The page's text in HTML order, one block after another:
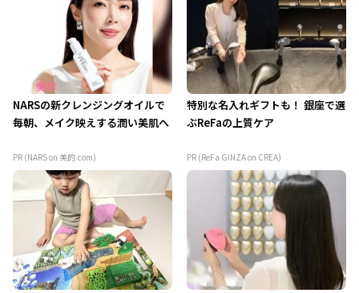
NARSの新クレンジングオイルで
毎朝、メイク映えする潤い美肌へ
PR (NARS on 美的.com)
特別な名入れギフトも！ 銀座で選
ぶReFaの上質ケア
PR (ReFa GINZA on CREA)